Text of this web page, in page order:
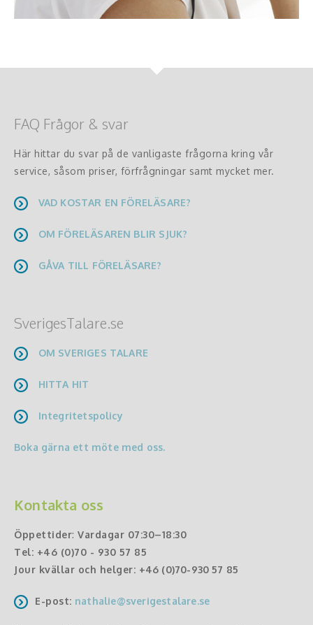
FAQ Frågor & svar
Här hittar du svar på de vanligaste frågorna kring vår
service, såsom priser, förfrågningar samt mycket mer.
VAD KOSTAR EN FÖRELÄSARE?
OM FÖRELÄSAREN BLIR SJUK?
GÅVA TILL FÖRELÄSARE?
SverigesTalare.se
OM SVERIGES TALARE
HITTA HIT
Integritetspolicy
Boka gärna ett möte med oss.
Kontakta oss
Öppettider: Vardagar 07:30–18:30
Tel: +46 (0)70 - 930 57 85
Jour kvällar och helger: +46 (0)70-930 57 85
E-post: nathalie@sverigestalare.se